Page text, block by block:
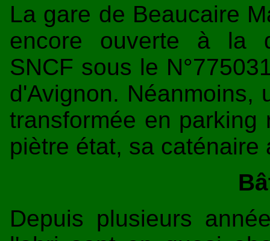
La gare de Beaucaire
encore ouverte à la
SNCF sous le
d'Avignon. Néanmoins,
transformée en
piètre état, sa caténaire
Depuis plusieurs